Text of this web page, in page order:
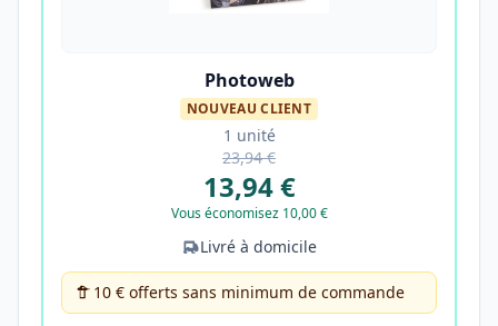
Photoweb
NOUVEAU CLIENT
1 unité
23,94 €
13,94 €
Vous économisez 10,00 €
Livré à domicile
10 € offerts sans minimum de commande